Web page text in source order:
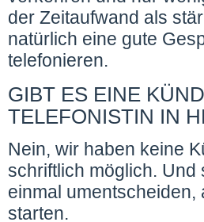
der Zeitaufwand als
natürlich eine gute
telefonieren.
GIBT ES EINE
TELEFONISTIN IN
Nein, wir haben keine
schriftlich möglich.
einmal umentscheiden,
starten.